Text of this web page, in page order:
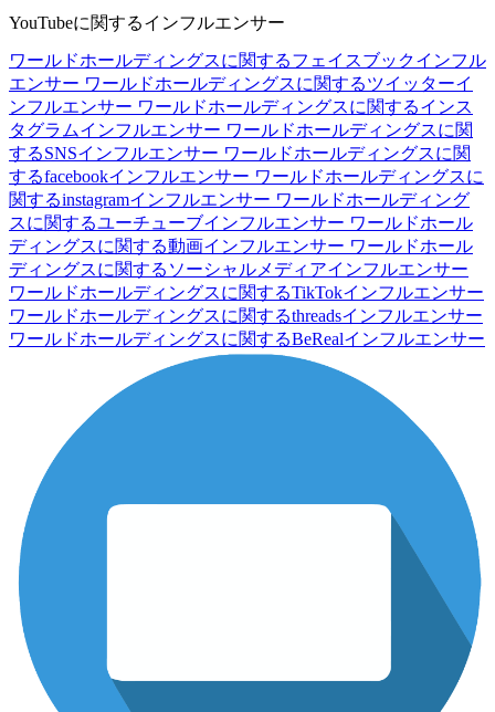
YouTubeに関するインフルエンサー
ワールドホールディングスに関するフェイスブックインフル
エンサー ワールドホールディングスに関するツイッターイ
ンフルエンサー ワールドホールディングスに関するインス
タグラムインフルエンサー ワールドホールディングスに関
するSNSインフルエンサー ワールドホールディングスに関
するfacebookインフルエンサー ワールドホールディングスに
関するinstagramインフルエンサー ワールドホールディング
スに関するユーチューブインフルエンサー ワールドホール
ディングスに関する動画インフルエンサー ワールドホール
ディングスに関するソーシャルメディアインフルエンサー
ワールドホールディングスに関するTikTokインフルエンサー
ワールドホールディングスに関するthreadsインフルエンサー
ワールドホールディングスに関するBeRealインフルエンサー